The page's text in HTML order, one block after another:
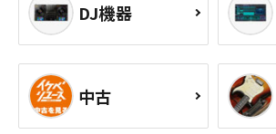
DJ機器
中古